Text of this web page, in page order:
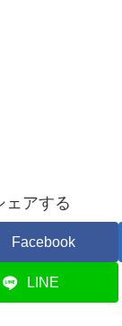
ェアする
Facebook
LINE